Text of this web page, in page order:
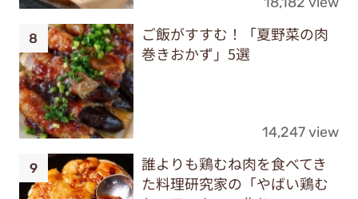
ご飯がすすむ！「夏野菜の肉
巻きおかず」5選
14,247 view
誰よりも鶏むね肉を食べてき
た料理研究家の「やばい鶏む